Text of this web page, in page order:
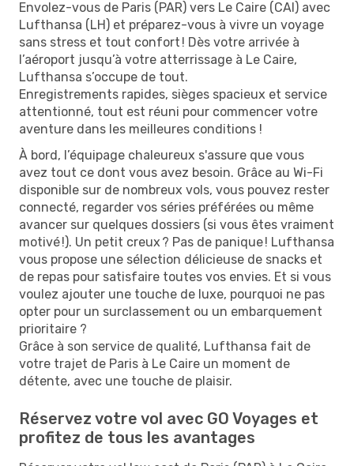
Envolez-vous de Paris (PAR) vers Le Caire (CAI) avec
Lufthansa (LH) et préparez-vous à vivre un voyage
sans stress et tout confort ! Dès votre arrivée à
l’aéroport jusqu’à votre atterrissage à Le Caire,
Lufthansa s’occupe de tout.
Enregistrements rapides, sièges spacieux et service
attentionné, tout est réuni pour commencer votre
aventure dans les meilleures conditions !
À bord, l’équipage chaleureux s'assure que vous
avez tout ce dont vous avez besoin. Grâce au Wi-Fi
disponible sur de nombreux vols, vous pouvez rester
connecté, regarder vos séries préférées ou même
avancer sur quelques dossiers (si vous êtes vraiment
motivé !). Un petit creux ? Pas de panique ! Lufthansa
vous propose une sélection délicieuse de snacks et
de repas pour satisfaire toutes vos envies. Et si vous
voulez ajouter une touche de luxe, pourquoi ne pas
opter pour un surclassement ou un embarquement
prioritaire ?
Grâce à son service de qualité, Lufthansa fait de
votre trajet de Paris à Le Caire un moment de
détente, avec une touche de plaisir.
Réservez votre vol avec GO Voyages et
profitez de tous les avantages